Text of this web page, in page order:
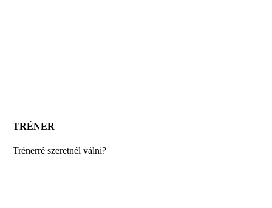
TRÉNER
Trénerré szeretnél válni?